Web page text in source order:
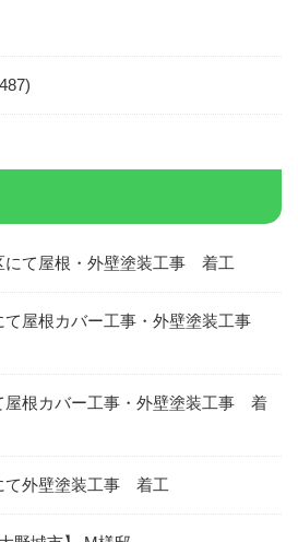
にて屋根・外壁塗装工事 着工
て屋根カバー工事・外壁塗装工事
屋根カバー工事・外壁塗装工事 着
て外壁塗装工事 着工